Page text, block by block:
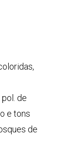
de
e tons
de